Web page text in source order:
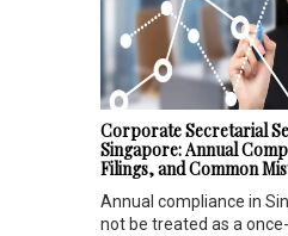
Corporate Secretarial
Singapore: Annual
Filings, and Common
Annual compliance in
not be treated as a